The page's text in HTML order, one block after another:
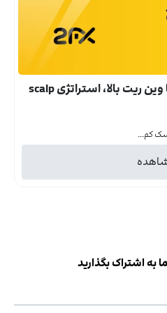
معرفی استراتژی اسکلپ با وین ریت بالا، استراتژی scalp
کم...
به اشتراک بگذارید